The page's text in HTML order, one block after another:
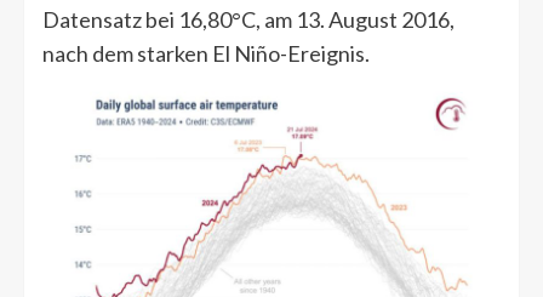
Datensatz bei 16,80°C, am 13. August 2016,
nach dem starken El Niño-Ereignis.